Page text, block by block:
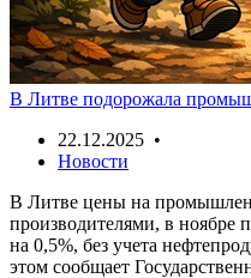
В Литве подорожала
22.12.2025 •
Новости
В Литве цены на
производителями, в ноябре
на 0,5%, без учета
этом сообщает